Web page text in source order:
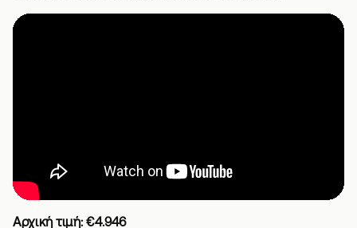
Αρχική τιμή: €4.946